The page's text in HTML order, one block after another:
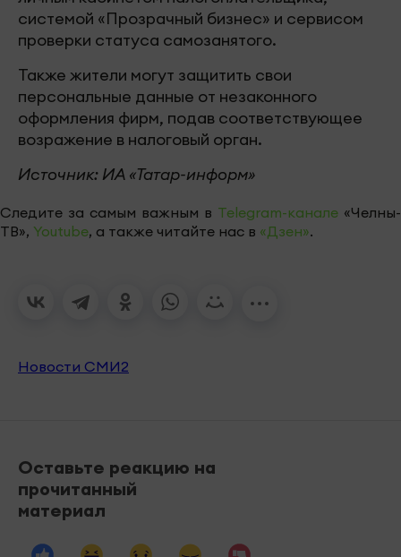
системой «Прозрачный бизнес» и сервисом
проверки статуса самозанятого.
Также жители могут защитить свои
персональные данные от незаконного
оформления фирм, подав соответствующее
возражение в налоговый орган.
Источник: ИА «Татар-информ»
Следите за самым важным в Telegram-канале «Челны-
ТВ», Youtube, а также читайте нас в «Дзен».
Новости СМИ2
Оставьте реакцию на
прочитанный
материал